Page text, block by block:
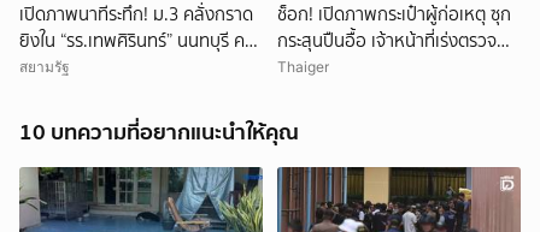
เปิดภาพนาทีระทึก! ม.3 คลั่งกราด
ยิงใน “รร.เทพศิรินทร์” นนทบุรี ครู
ดับ 2 บาดเจ็บกว่า 20 ราย ก่อนยิง
สยามรัฐ
ช็อก! เปิดภาพกระเป๋าผู้ก่อเหตุ ซุก
กระสุนปืนอื้อ เจ้าหน้าที่เร่งตรวจ
สอบ
Thaiger
10 บทความที่อยากแนะนำให้คุณ